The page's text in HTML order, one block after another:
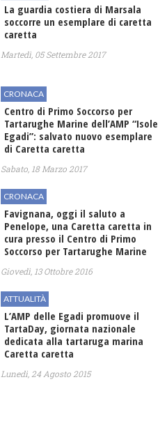
La guardia costiera di Marsala
soccorre un esemplare di caretta
caretta
Martedì, 05 Settembre 2017
CRONACA
Centro di Primo Soccorso per
Tartarughe Marine dell’AMP “Isole
Egadi”: salvato nuovo esemplare
di Caretta caretta
Sabato, 18 Marzo 2017
CRONACA
Favignana, oggi il saluto a
Penelope, una Caretta caretta in
cura presso il Centro di Primo
Soccorso per Tartarughe Marine
Giovedì, 13 Ottobre 2016
ATTUALITÀ
L’AMP delle Egadi promuove il
TartaDay, giornata nazionale
dedicata alla tartaruga marina
Caretta caretta
Lunedì, 24 Agosto 2015